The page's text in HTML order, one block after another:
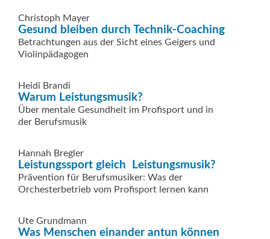
Christoph Mayer
Gesund bleiben durch Technik-Coaching
Betrachtungen aus der Sicht eines Geigers und
Violinpädagogen
Heidi Brandi
Warum Leistungsmusik?
Über mentale Gesundheit im Profisport und in
der Berufsmusik
Hannah Bregler
Leistungssport gleich ­ Leistungsmusik?
Prävention für Berufsmusiker: Was der
Orchesterbetrieb vom Profisport lernen kann
Ute Grundmann
Was Menschen einander antun können